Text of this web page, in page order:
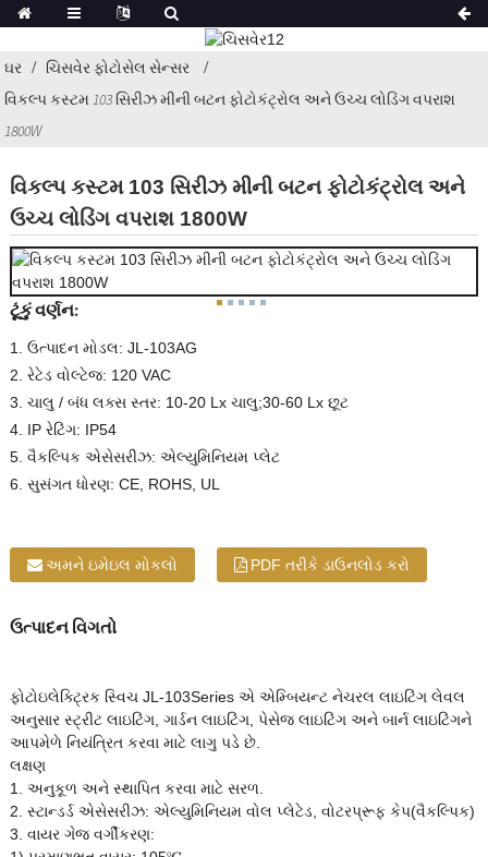
ઘર
ચિસવેર ફોટોસેલ સેન્સર
વિકલ્પ કસ્ટમ 103 સિરીઝ મીની બટન ફોટોકંટ્રોલ અને ઉચ્ચ લોડિંગ વપરાશ
1800W
વિકલ્પ કસ્ટમ 103 સિરીઝ મીની બટન ફોટોકંટ્રોલ અને
ઉચ્ચ લોડિંગ વપરાશ 1800W
ટૂંકું વર્ણન:
1. ઉત્પાદન મોડલ: JL-103AG
2. રેટેડ વોલ્ટેજ: 120 VAC
3. ચાલુ / બંધ લક્સ સ્તર: 10-20 Lx ચાલુ;30-60 Lx છૂટ
4. IP રેટિંગ: IP54
5. વૈકલ્પિક એસેસરીઝ: એલ્યુમિનિયમ પ્લેટ
6. સુસંગત ધોરણ: CE, ROHS, UL
અમને ઇમેઇલ મોકલો PDF તરીકે ડાઉનલોડ કરો
ઉત્પાદન વિગતો
ફોટોઇલેક્ટ્રિક સ્વિચ JL-103Series એ એમ્બિયન્ટ નેચરલ લાઇટિંગ લેવલ
અનુસાર સ્ટ્રીટ લાઇટિંગ, ગાર્ડન લાઇટિંગ, પેસેજ લાઇટિંગ અને બાર્ન લાઇટિંગને
આપમેળે નિયંત્રિત કરવા માટે લાગુ પડે છે.
લક્ષણ
1. અનુકૂળ અને સ્થાપિત કરવા માટે સરળ.
2. સ્ટાન્ડર્ડ એસેસરીઝ: એલ્યુમિનિયમ વોલ પ્લેટેડ, વોટરપ્રૂફ કેપ(વૈકલ્પિક)
3. વાયર ગેજ વર્ગીકરણ: